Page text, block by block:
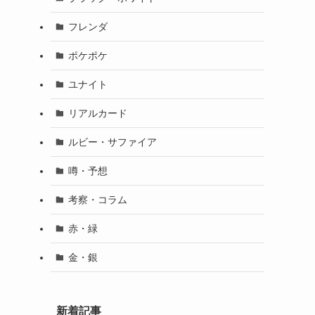
フレンダ
ポケポケ
ユナイト
リアルカード
ルビー・サファイア
噂・予想
考察・コラム
赤・緑
金・銀
新着記事